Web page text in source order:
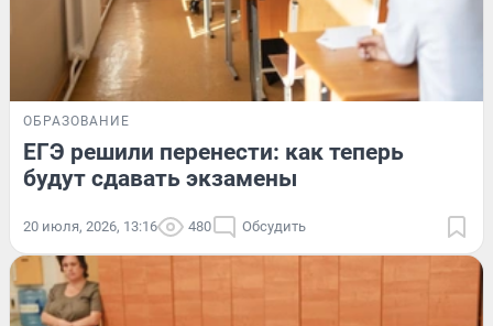
ОБРАЗОВАНИЕ
ЕГЭ решили перенести: как теперь
будут сдавать экзамены
20 июля, 2026, 13:16 480 Обсудить